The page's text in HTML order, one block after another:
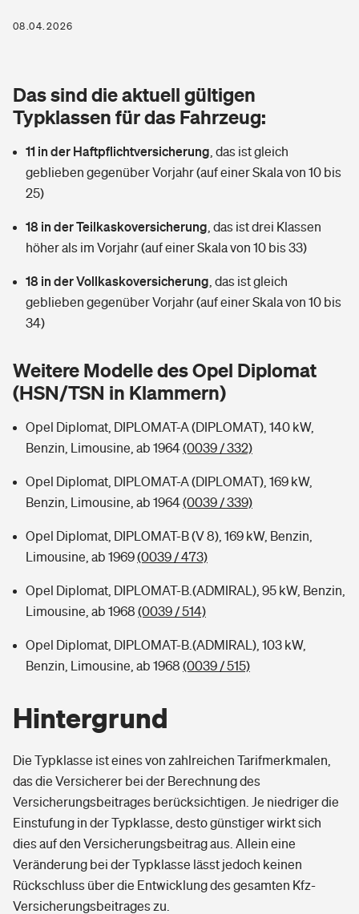
Rentenrechner: Wie viel Geld bekomme ich im Alter?
Wer versichert was: Jetzt Versicherer finden
Sie haben Fragen?
Wärmepumpen versichern
Vermieterrrechtsschutz
Mietkautionsversicherung
Restkreditversicherung
Zur Übersicht
Tools
Wer versichert was: Jetzt Versicherer finden
Sie haben Fragen?
Kinderunfall­ver­si­che­rung
Reiseversicherung
Handyversicherung
Musikinstrumentenversicherung
Zur Übersicht
Tools
Kinderunfall-Check: Mehr Sicherheit für deine Kids
Sie haben Fragen?
Tierkrankenversicherung
Zur Übersicht
Sie haben Fragen?
08.04.2026
Das sind die aktuell gültigen
Typklassen für das Fahrzeug:
11 in der Haftpflichtversicherung das ist gleich
geblieben gegenüber Vorjahr (auf einer Skala von 10 bis
25)
18 in der Teilkaskoversicherung das ist drei Klassen
höher als im Vorjahr (auf einer Skala von 10 bis 33)
18 in der Vollkaskoversicherung das ist gleich
geblieben gegenüber Vorjahr (auf einer Skala von 10 bis
34)
Weitere Modelle des Opel Diplomat
(HSN/TSN in Klammern)
Opel Diplomat, DIPLOMAT-A (DIPLOMAT), 140 kW,
Benzin, Limousine, ab 1964(0039 / 332)
Opel Diplomat, DIPLOMAT-A (DIPLOMAT), 169 kW,
Benzin, Limousine, ab 1964(0039 / 339)
Opel Diplomat, DIPLOMAT-B (V 8), 169 kW, Benzin,
Limousine, ab 1969(0039 / 473)
Opel Diplomat, DIPLOMAT-B.(ADMIRAL), 95 kW, Benzin,
Limousine, ab 1968 (0039 / 514)
Opel Diplomat, DIPLOMAT-B.(ADMIRAL), 103 kW,
Benzin, Limousine, ab 1968 (0039 / 515)
Hintergrund
Die Typklasse ist eines von zahlreichen Tarifmerkmalen,
das die Versicherer bei der Berechnung des
Versicherungsbeitrages berücksichtigen. Je niedriger die
Einstufung in der Typklasse, desto günstiger wirkt sich
dies auf den Versicherungsbeitrag aus. Allein eine
Veränderung bei der Typklasse lässt jedoch keinen
Rückschluss über die Entwicklung des gesamten Kfz-
Versicherungsbeitrages zu.